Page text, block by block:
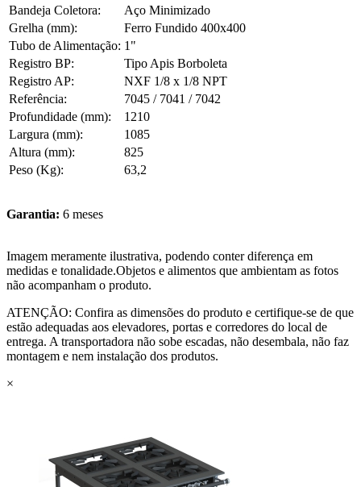
Bandeja Coletora:
Aço Minimizado
Grelha (mm):
Ferro Fundido 400x400
Tubo de Alimentação: 1"
Registro BP:
Tipo Apis Borboleta
Registro AP:
NXF 1/8 x 1/8 NPT
Referência:
7045 / 7041 / 7042
Profundidade (mm):
1210
Largura (mm):
1085
Altura (mm):
825
Peso (Kg):
63,2
Garantia: 6 meses
Imagem meramente ilustrativa, podendo conter diferença em
medidas e tonalidade.Objetos e alimentos que ambientam as fotos
não acompanham o produto.
ATENÇÃO: Confira as dimensões do produto e certifique-se de que
estão adequadas aos elevadores, portas e corredores do local de
entrega. A transportadora não sobe escadas, não desembala, não faz
montagem e nem instalação dos produtos.
×